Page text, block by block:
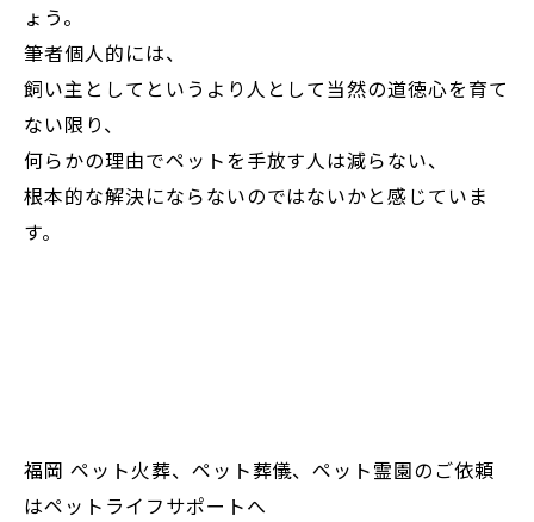
ょう。
筆者個人的には、
飼い主としてというより人として当然の道徳心を育て
ない限り、
何らかの理由でペットを手放す人は減らない、
根本的な解決にならないのではないかと感じていま
す。
福岡 ペット火葬、ペット葬儀、ペット霊園のご依頼
はペットライフサポートへ